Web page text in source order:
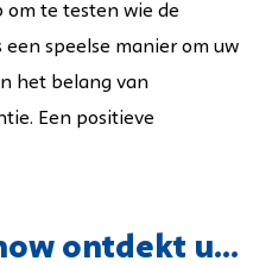
om te testen wie de
speelse manier om uw
het belang van
Een positieve
ontdekt u...